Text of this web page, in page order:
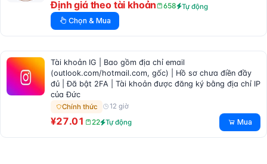
Định giá theo tài khoản 658 Tự động
Chọn & Mua
Tài khoản IG | Bao gồm địa chỉ email
(outlook.com/hotmail.com, gốc) | Hồ sơ chưa điền đầy
đủ | Đã bật 2FA | Tài khoản được đăng ký bằng địa chỉ IP
của Đức
Chính thức 12 giờ
¥27.01 22 Tự động Mua